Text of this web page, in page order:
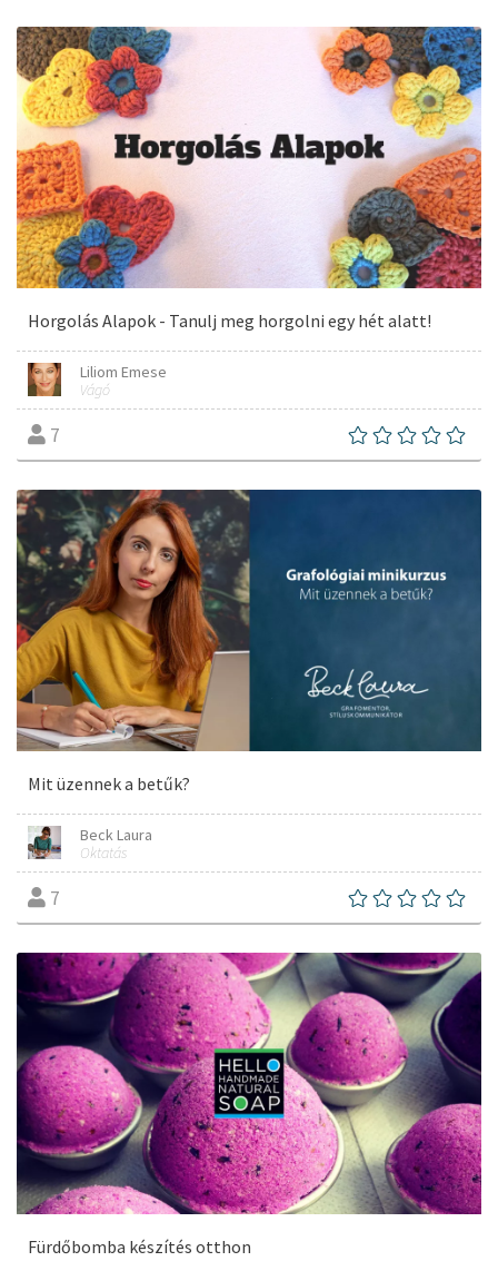
Horgolás Alapok - Tanulj meg horgolni egy hét alatt!
Liliom Emese
Vágó
7
Mit üzennek a betűk?
Beck Laura
Oktatás
7
Fürdőbomba készítés otthon